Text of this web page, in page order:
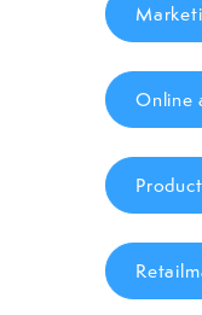
Online